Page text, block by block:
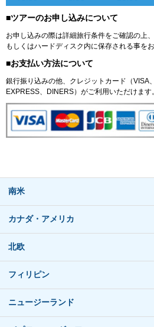
■ツアーのお申し込みについて
お申し込みの際は詳細旅行条件をご確認の上
もしくはハードディスク内に保存される事を
■お支払い方法について
銀行振り込みの他、クレジットカード（VISA
EXPRESS、DINERS）がご利用いただけます。
南米
カナダ・アメリカ
北欧
フィリピン
ニュージーランド